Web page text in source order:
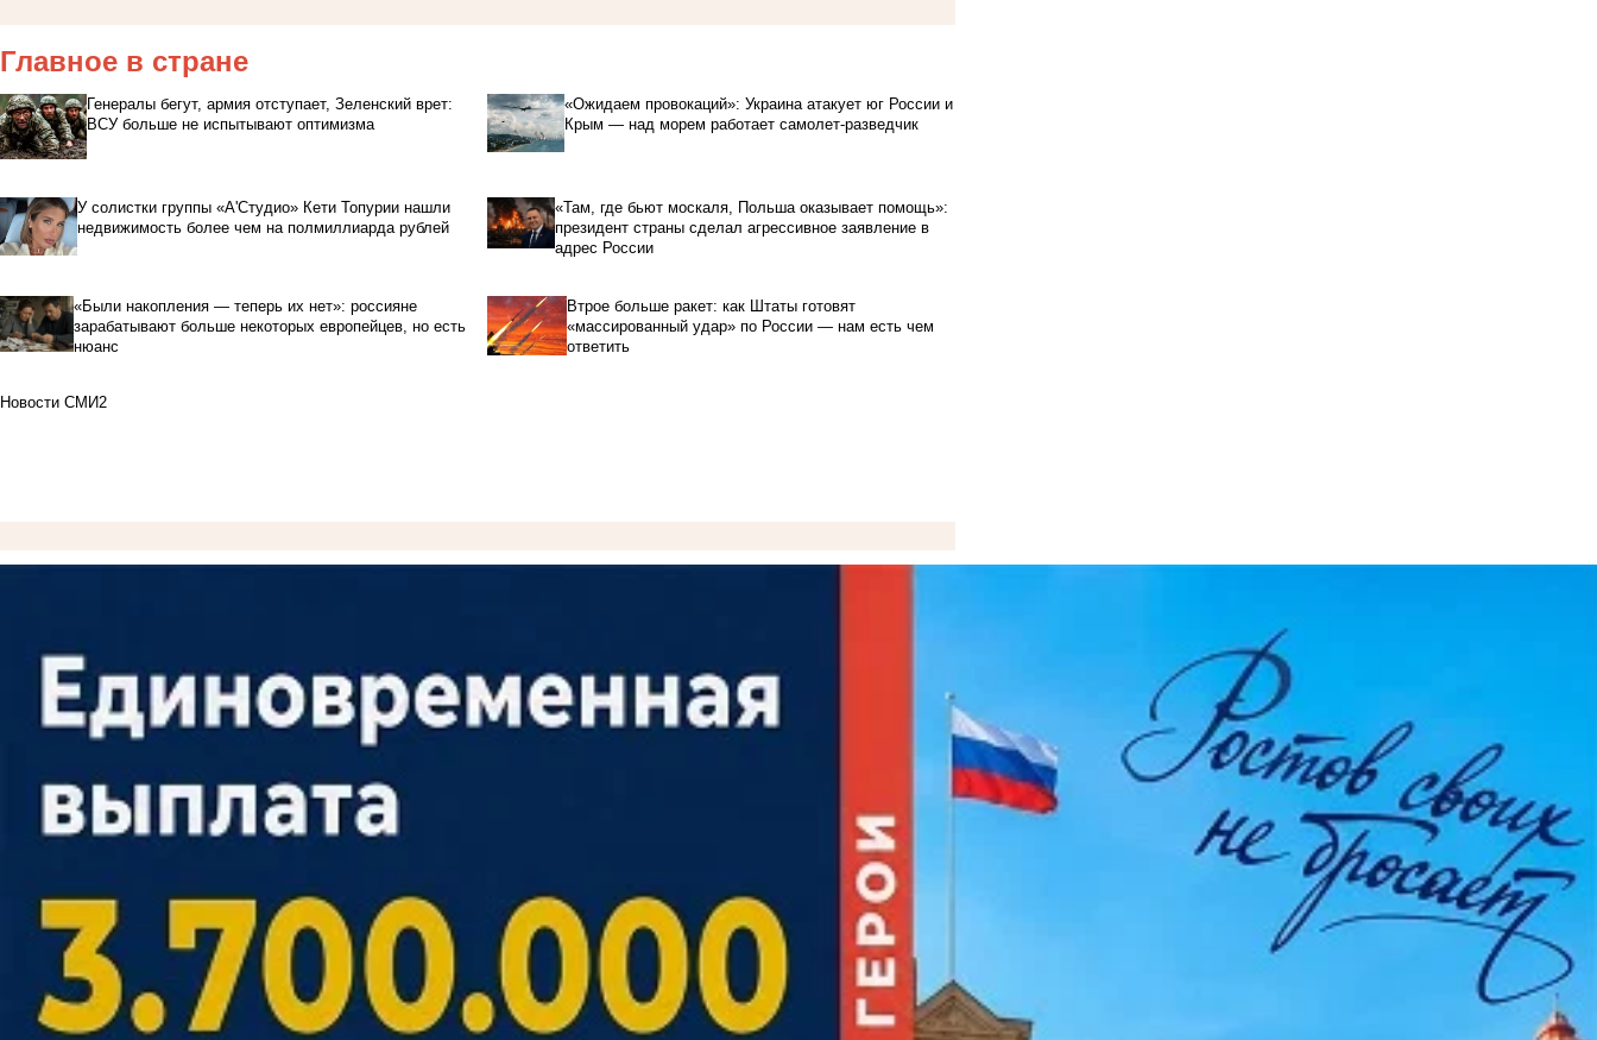
Главное в стране
Генералы бегут, армия отступает, Зеленский врет:
ВСУ больше не испытывают оптимизма
«Ожидаем провокаций»: Украина атакует юг России и
Крым — над морем работает самолет-разведчик
У солистки группы «А'Студио» Кети Топурии нашли
недвижимость более чем на полмиллиарда рублей
«Там, где бьют москаля, Польша оказывает помощь»:
президент страны сделал агрессивное заявление в
адрес России
«Были накопления — теперь их нет»: россияне
зарабатывают больше некоторых европейцев, но есть
нюанс
Втрое больше ракет: как Штаты готовят
«массированный удар» по России — нам есть чем
ответить
Новости СМИ2